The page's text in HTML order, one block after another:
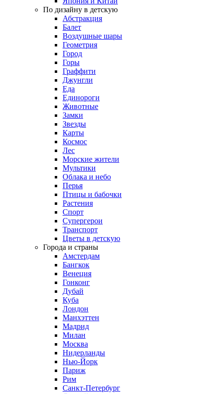
По дизайну в детскую
Абстракция
Балет
Воздушные шары
Геометрия
Город
Горы
Граффити
Джунгли
Еда
Единороги
Животные
Замки
Звезды
Карты
Космос
Лес
Морские жители
Мультики
Облака и небо
Перья
Птицы и бабочки
Растения
Спорт
Супергерои
Транспорт
Цветы в детскую
Города и страны
Амстердам
Бангкок
Венеция
Гонконг
Дубай
Куба
Лондон
Манхэттен
Мадрид
Милан
Москва
Нидерланды
Нью-Йорк
Париж
Рим
Санкт-Петербург